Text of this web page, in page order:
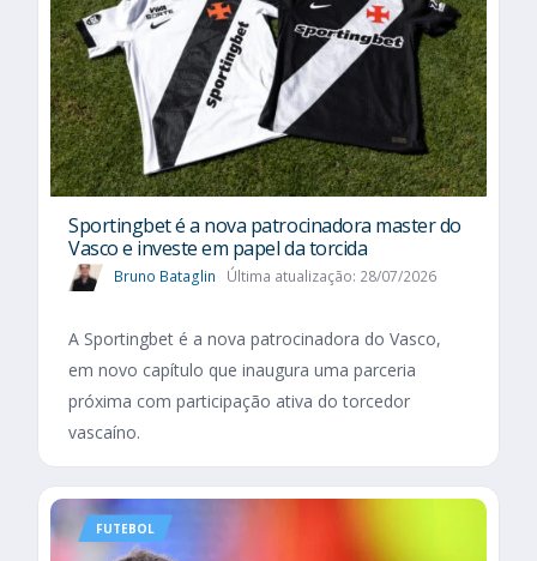
Sportingbet é a nova patrocinadora master do
Vasco e investe em papel da torcida
Bruno Bataglin Última atualização: 28/07/2026
A Sportingbet é a nova patrocinadora do Vasco,
em novo capítulo que inaugura uma parceria
próxima com participação ativa do torcedor
vascaíno.
FUTEBOL